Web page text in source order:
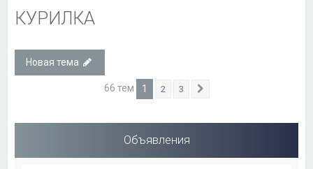
КУРИЛКА
Новая тема
66 тем 1 2 3
Объявления